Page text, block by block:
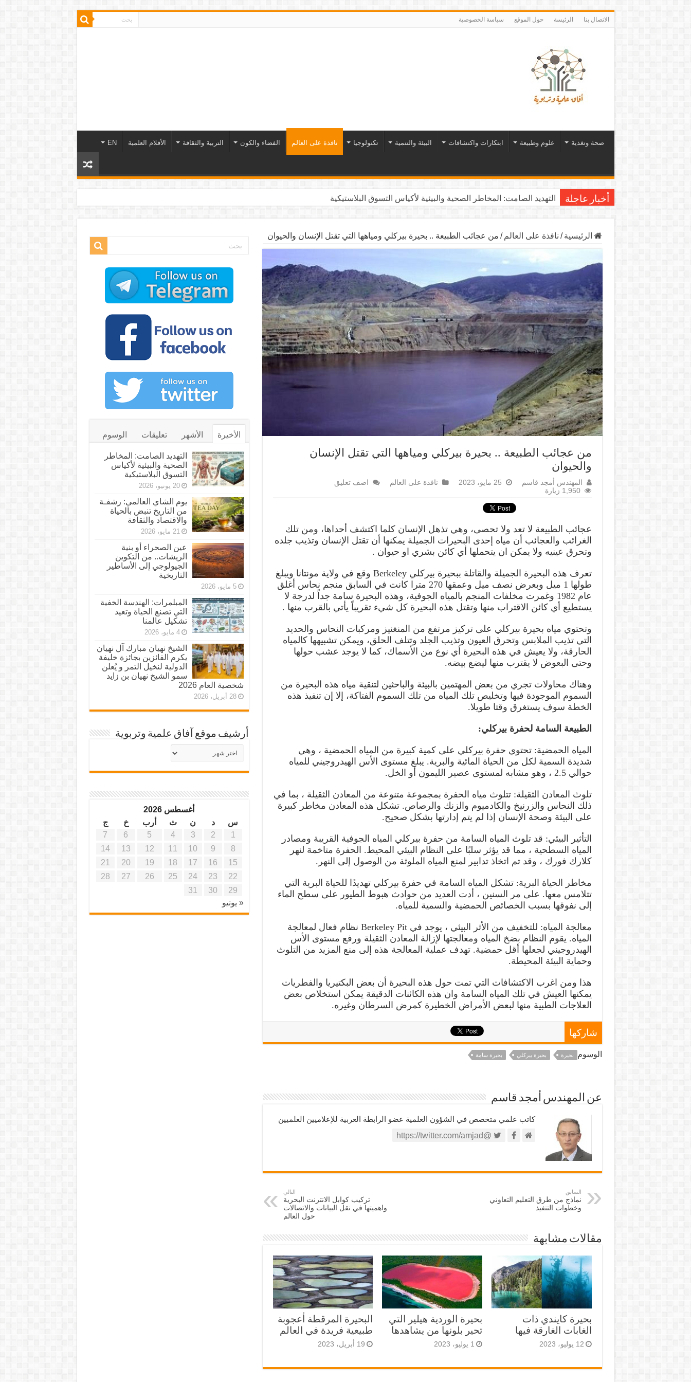
الاتصال بنا الرئيسة حول الموقع سياسة الخصوصية
صحة وتغذية علوم وطبيعة ابتكارات واكتشافات البيئة والتنمية تكنولوجيا نافذة على العالم الفضاء والكون التربية والثقافة الأفلام العلمية EN
أخبار عاجلة التهديد الصامت: المخاطر الصحية والبيئية لأكياس التسوق البلاستيكية
الرئيسية / نافذة على العالم / من عجائب الطبيعة .. بحيرة بيركلي ومياهها التي تقتل الإنسان والحيوان
من عجائب الطبيعة .. بحيرة بيركلي ومياهها التي تقتل الإنسان
والحيوان
المهندس أمجد قاسم 25 مايو، 2023 نافذة على العالم
اضف تعليق
1,950 زيارة
عجائب الطبيعة لا تعد ولا تحصى، وهي تذهل الإنسان كلما اكتشف أحداها، ومن تلك
الغرائب والعجائب أن مياه إحدى البحيرات الجميلة يمكنها أن تقتل الإنسان وتذيب جلده
وتحرق عينيه ولا يمكن ان يتحملها أي كائن بشري او حيوان .
تعرف هذه البحيرة الجميلة والقاتلة ببحيرة بيركلي Berkeley وقع في ولاية مونتانا ويبلغ
طولها 1 ميل وبعرض نصف ميل وعمقها 270 مترا كانت في السابق منجم نحاس أغلق
عام 1982 وغمرت مخلفات المنجم بالمياه الجوفية، وهذه البحيرة سامة جداً لدرجة لا
يستطيع أي كائن الاقتراب منها وتقتل هذه البحيرة كل شيء تقريباً يأتي بالقرب منها .
وتحتوي مياه بحيرة بيركلي على تركيز مرتفع من المنغنيز ومركبات النحاس والحديد
التي تذيب الملابس وتحرق العيون وتذيب الجلد وتتلف الحلق، ويمكن تشبيهها كالمياه
الحارقة، ولا يعيش في هذه البحيرة أي نوع من الأسماك، كما لا يوجد عشب حولها
وحتى البعوض لا يقترب منها ليضع بيضه.
وهناك محاولات تجري من بعض المهتمين بالبيئة والباحثين لتنقية مياه هذه البحيرة من
السموم الموجودة فيها وتخليص تلك المياه من تلك السموم الفتاكة، إلا إن تنفيذ هذه
الخطة سوف يستغرق وقتا طويلا.
الطبيعة السامة لحفرة بيركلي:
المياه الحمضية: تحتوي حفرة بيركلي على كمية كبيرة من المياه الحمضية ، وهي
شديدة السمية لكل من الحياة المائية والبرية. يبلغ مستوى الأس الهيدروجيني للمياه
حوالي 2.5 ، وهو مشابه لمستوى عصير الليمون أو الخل.
تلوث المعادن الثقيلة: تتلوث مياه الحفرة بمجموعة متنوعة من المعادن الثقيلة ، بما في
ذلك النحاس والزرنيخ والكادميوم والزنك والرصاص. تشكل هذه المعادن مخاطر كبيرة
على البيئة وصحة الإنسان إذا لم يتم إدارتها بشكل صحيح.
التأثير البيئي: قد تلوث المياه السامة من حفرة بيركلي المياه الجوفية القريبة ومصادر
المياه السطحية ، مما قد يؤثر سلبًا على النظام البيئي المحيط. الحفرة متاخمة لنهر
كلارك فورك ، وقد تم اتخاذ تدابير لمنع المياه الملوثة من الوصول إلى النهر.
مخاطر الحياة البرية: تشكل المياه السامة في حفرة بيركلي تهديدًا للحياة البرية التي
تتلامس معها. على مر السنين ، أدت العديد من حوادث هبوط الطيور على سطح الماء
إلى نفوقها بسبب الخصائص الحمضية والسمية للمياه.
معالجة المياه: للتخفيف من الأثر البيئي ، يوجد في Berkeley Pit نظام فعال لمعالجة
المياه. يقوم النظام بضخ المياه ومعالجتها لإزالة المعادن الثقيلة ورفع مستوى الأس
الهيدروجيني لجعلها أقل حمضية. تهدف عملية المعالجة هذه إلى منع المزيد من التلوث
وحماية البيئة المحيطة.
هذا ومن اغرب الاكتشافات التي تمت حول هذه البحيرة أن بعض البكتيريا والفطريات
يمكنها العيش في تلك المياه السامة وان هذه الكائنات الدقيقة يمكن استخلاص بعض
العلاجات الطبية منها لبعض الأمراض الخطيرة كمرض السرطان وغيره.
شاركها
الوسوم بحيرة بحيرة بيركلي بحيرة سامة
عن المهندس أمجد قاسم
كاتب علمي متخصص في الشؤون العلمية عضو الرابطة العربية للإعلاميين العلميين
@https://twitter.com/amjad
السابق
نماذج من طرق التعليم التعاوني
وخطوات التنفيذ
التالي
تركيب كوابل الانترنت البحرية
واهميتها في نقل البيانات والاتصالات
حول العالم
مقالات مشابهة
بحيرة كايندي ذات
الغابات الغارقة فيها
12 يوليو، 2023
بحيرة الوردية هيلير التي
تحير بلونها من يشاهدها
1 يوليو، 2023
البحيرة المرقطة أعجوبة
طبيعية فريدة في العالم
19 أبريل، 2023
الأخيرة الأشهر تعليقات الوسوم
التهديد الصامت: المخاطر
الصحية والبيئية لأكياس
التسوق البلاستيكية
20 يونيو، 2026
يوم الشاي العالمي: رشفـة
من التاريخ تنبض بالحياة
والاقتصاد والثقافة
21 مايو، 2026
عين الصحراء أو بنية
الريشات.. من التكوين
الجيولوجي إلى الأساطير
التاريخية
5 مايو، 2026
المبلمرات: الهندسة الخفية
التي تصنع الحياة وتعيد
تشكيل عالمنا
4 مايو، 2026
الشيخ نهيان مبارك آل نهيان
يكرم الفائزين بجائزة خليفة
الدولية لنخيل التمر و يُعلن
سمو الشيخ نهيان بن زايد
شخصية العام 2026
28 أبريل، 2026
أرشيف موقع آفاق علمية وتربوية
أرشيف
موقع
أغسطس 2026
س
د ن ث أرب خ
ج
1
2
3
4
5
6
7
8
9
10
11
12
13
14
15
16
17
18
19
20
21
22
23
24
25
26
27
28
29
30
31
« يونيو